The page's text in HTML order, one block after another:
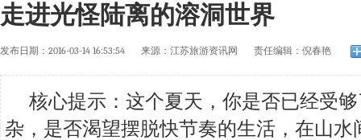
走进光怪陆离的溶洞世界
发布日期： 2016-03-14 16:53:54 来源： 江苏旅游资讯网 责任编辑： 倪春艳
核心提示：这个夏天，你是否已经受
杂，是否渴望摆脱快节奏的生活，在山水